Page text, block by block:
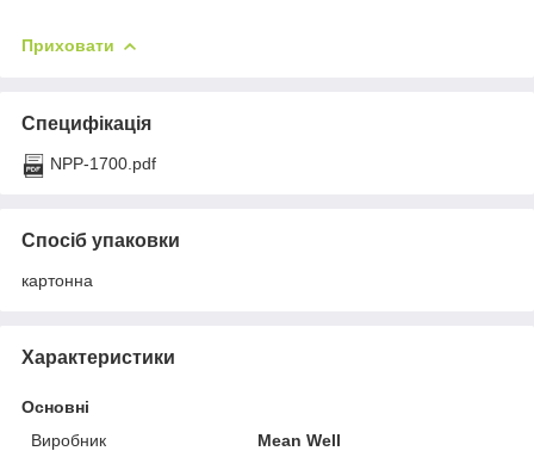
Приховати
Специфікація
NPP-1700.pdf
Спосіб упаковки
картонна
Характеристики
Основні
Виробник
Mean Well